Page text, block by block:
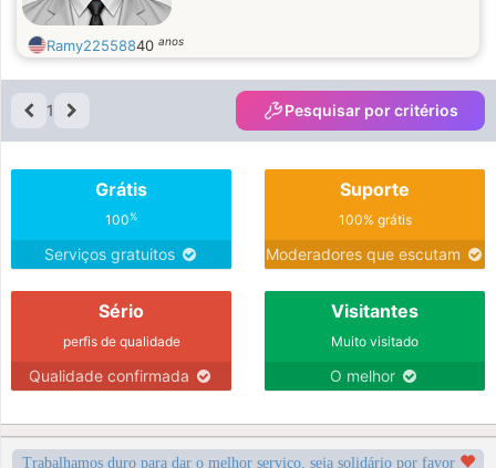
Ramy22558840 anos
1 Pesquisar por critérios
Grátis
100%
Serviços gratuitos
Suporte
100% grátis
Moderadores que escutam
Sério
perfis de qualidade
Qualidade confirmada
Visitantes
Muito visitado
O melhor
Trabalhamos duro para dar o melhor serviço, seja solidário por favor